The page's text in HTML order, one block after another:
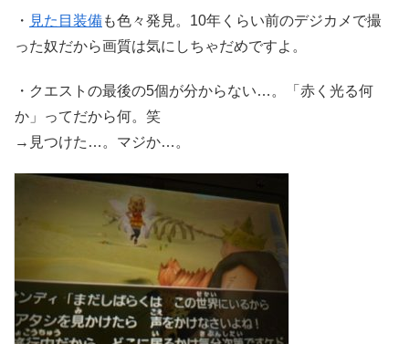
・ 見た目装備も色々発見。10年くらい前のデジカメで撮
った奴だから画質は気にしちゃだめですよ。
・クエストの最後の5個が分からない…。「赤く光る何
か」ってだから何。笑
→見つけた…。マジか…。